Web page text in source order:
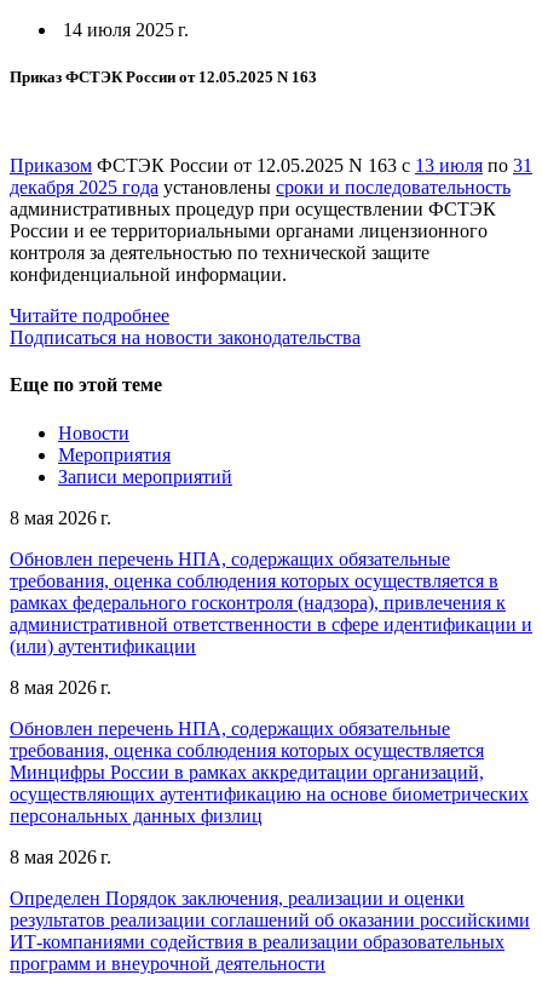
14 июля 2025 г.
Приказ ФСТЭК России от 12.05.2025 N 163
Приказом ФСТЭК России от 12.05.2025 N 163 с 13 июля по 31
декабря 2025 года установлены сроки и последовательность
административных процедур при осуществлении ФСТЭК
России и ее территориальными органами лицензионного
контроля за деятельностью по технической защите
конфиденциальной информации.
Читайте подробнее
Подписаться на новости законодательства
Еще по этой теме
Новости
Мероприятия
Записи мероприятий
8 мая 2026 г.
Обновлен перечень НПА, содержащих обязательные
требования, оценка соблюдения которых осуществляется в
рамках федерального госконтроля (надзора), привлечения к
административной ответственности в сфере идентификации и
(или) аутентификации
8 мая 2026 г.
Обновлен перечень НПА, содержащих обязательные
требования, оценка соблюдения которых осуществляется
Минцифры России в рамках аккредитации организаций,
осуществляющих аутентификацию на основе биометрических
персональных данных физлиц
8 мая 2026 г.
Определен Порядок заключения, реализации и оценки
результатов реализации соглашений об оказании российскими
ИТ-компаниями содействия в реализации образовательных
программ и внеурочной деятельности